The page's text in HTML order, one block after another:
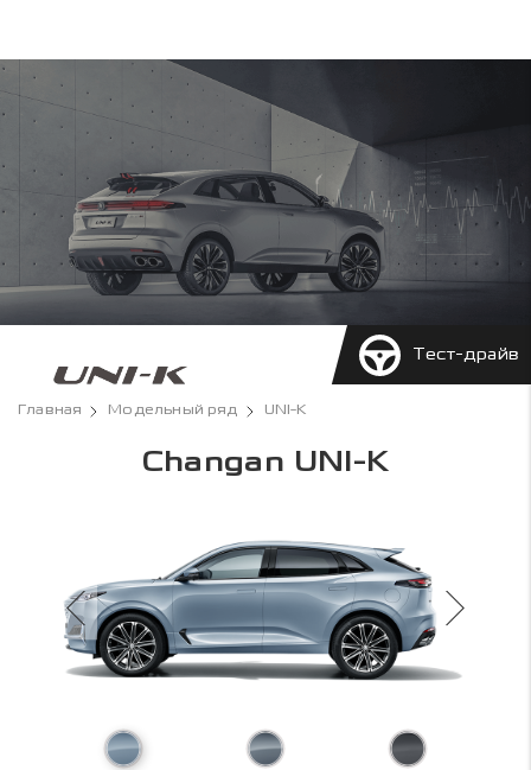
Тест-драйв
Главная Модельный ряд UNI-K
Changan UNI-K